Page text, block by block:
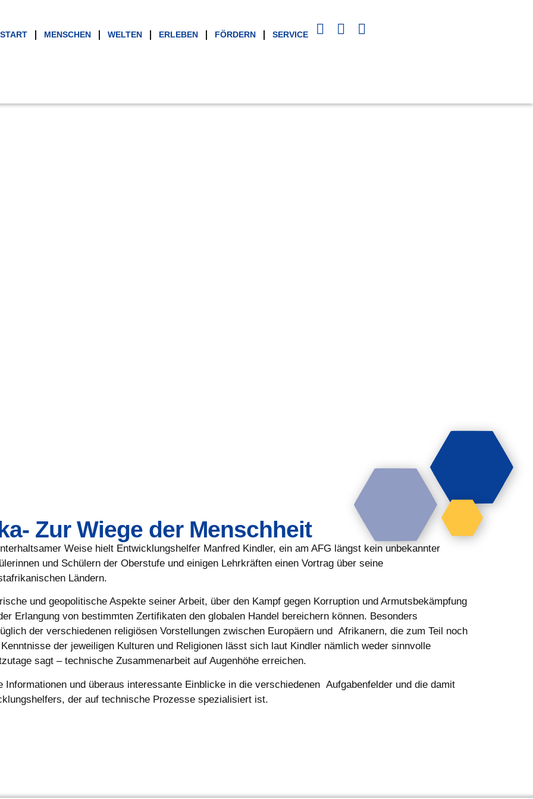
START MENSCHEN WELTEN ERLEBEN FÖRDERN SERVICE
Zur Wiege der Menschheit
Weise hielt Entwicklungshelfer Manfred Kindler, ein am AFG längst kein unbekannter
und Schülern der Oberstufe und einigen Lehrkräften einen Vortrag über seine
Ländern.
und geopolitische Aspekte seiner Arbeit, über den Kampf gegen Korruption und Armutsbekämpfung
Erlangung von bestimmten Zertifikaten den globalen Handel bereichern können. Besonders
der verschiedenen religiösen Vorstellungen zwischen Europäern und Afrikanern, die zum Teil noch
der jeweiligen Kulturen und Religionen lässt sich laut Kindler nämlich weder sinnvolle
sagt – technische Zusammenarbeit auf Augenhöhe erreichen.
Informationen und überaus interessante Einblicke in die verschiedenen Aufgabenfelder und die damit
der auf technische Prozesse spezialisiert ist.